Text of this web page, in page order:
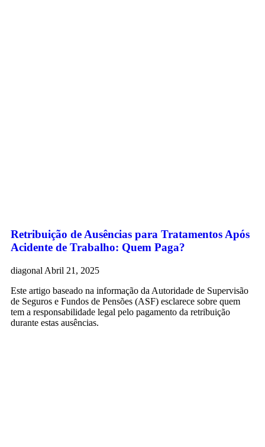
Retribuição de Ausências para Tratamentos Após
Acidente de Trabalho: Quem Paga?
diagonal Abril 21, 2025
Este artigo baseado na informação da Autoridade de Supervisão
de Seguros e Fundos de Pensões (ASF) esclarece sobre quem
tem a responsabilidade legal pelo pagamento da retribuição
durante estas ausências.